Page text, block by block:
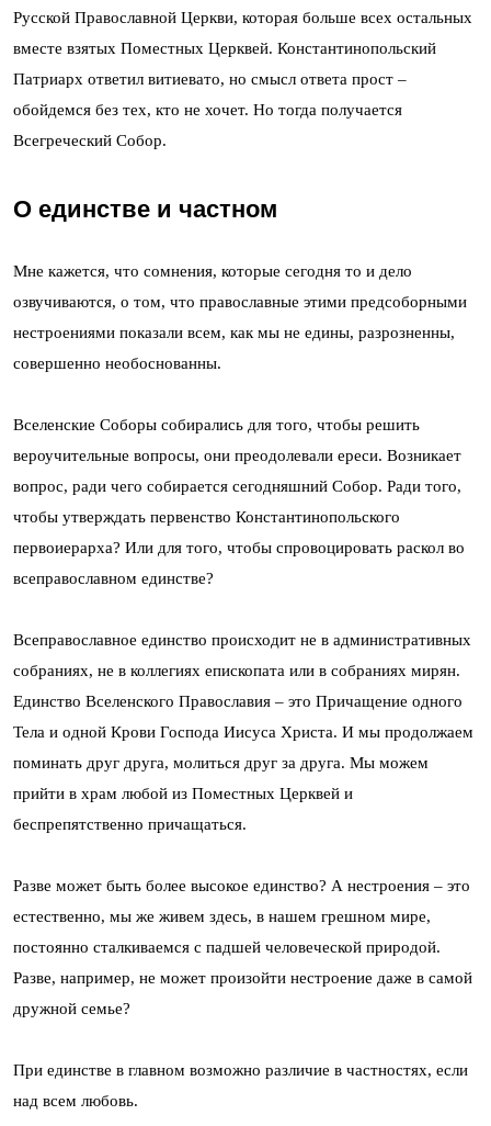
Русской Православной Церкви, которая больше всех остальных
вместе взятых Поместных Церквей. Константинопольский
Патриарх ответил витиевато, но смысл ответа прост –
обойдемся без тех, кто не хочет. Но тогда получается
Всегреческий Собор.
О единстве и частном
Мне кажется, что сомнения, которые сегодня то и дело
озвучиваются, о том, что православные этими предсоборными
нестроениями показали всем, как мы не едины, разрозненны,
совершенно необоснованны.
Вселенские Соборы собирались для того, чтобы решить
вероучительные вопросы, они преодолевали ереси. Возникает
вопрос, ради чего собирается сегодняшний Собор. Ради того,
чтобы утверждать первенство Константинопольского
первоиерарха? Или для того, чтобы спровоцировать раскол во
всеправославном единстве?
Всеправославное единство происходит не в административных
собраниях, не в коллегиях епископата или в собраниях мирян.
Единство Вселенского Православия – это Причащение одного
Тела и одной Крови Господа Иисуса Христа. И мы продолжаем
поминать друг друга, молиться друг за друга. Мы можем
прийти в храм любой из Поместных Церквей и
беспрепятственно причащаться.
Разве может быть более высокое единство? А нестроения – это
естественно, мы же живем здесь, в нашем грешном мире,
постоянно сталкиваемся с падшей человеческой природой.
Разве, например, не может произойти нестроение даже в самой
дружной семье?
При единстве в главном возможно различие в частностях, если
над всем любовь.